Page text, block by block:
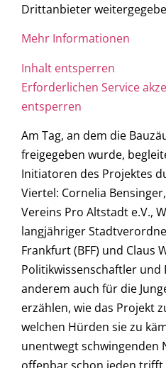
Drittanbieter
Mehr Informationen
Inhalt entsperren
Erforderlichen Service
entsperren
Am Tag, an dem die
freigegeben wurde,
Initiatoren des Projektes
Viertel: Cornelia
Vereins Pro Altstadt e.V.,
langjähriger
Frankfurt (BFF) und Claus
Politikwissenschaftler
anderem auch für die
erzählen, wie das Projekt
welchen Hürden sie zu
unentwegt schwingenden